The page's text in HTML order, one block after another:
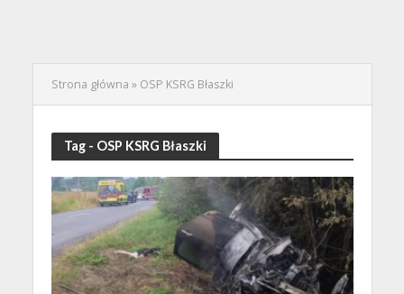
Strona główna » OSP KSRG Błaszki
Tag - OSP KSRG Błaszki